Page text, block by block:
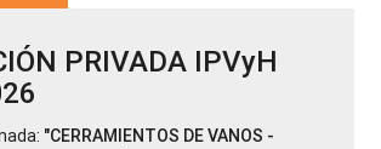
PRIVADA IPVyH
"CERRAMIENTOS DE VANOS -